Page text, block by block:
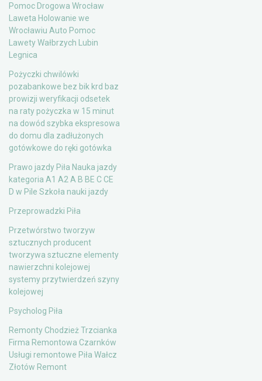
Pomoc Drogowa Wrocław
Laweta Holowanie we
Wrocławiu Auto Pomoc
Lawety Wałbrzych Lubin
Legnica
Pożyczki chwilówki
pozabankowe bez bik krd baz
prowizji weryfikacji odsetek
na raty pożyczka w 15 minut
na dowód szybka ekspresowa
do domu dla zadłużonych
gotówkowe do ręki gotówka
Prawo jazdy Piła Nauka jazdy
kategoria A1 A2 A B BE C CE
D‎ w Pile Szkoła nauki jazdy
Przeprowadzki Piła
Przetwórstwo tworzyw
sztucznych producent
tworzywa sztuczne elementy
nawierzchni kolejowej
systemy przytwierdzeń szyny
kolejowej
Psycholog Piła
Remonty Chodzież Trzcianka
Firma Remontowa Czarnków
Usługi remontowe Piła Wałcz
Złotów Remont